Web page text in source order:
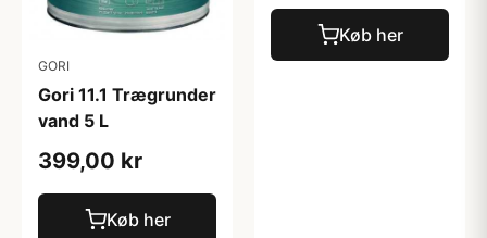
GORI
Gori 11.1 Trægrunder
vand 5 L
399,00 kr
Køb her
Køb her